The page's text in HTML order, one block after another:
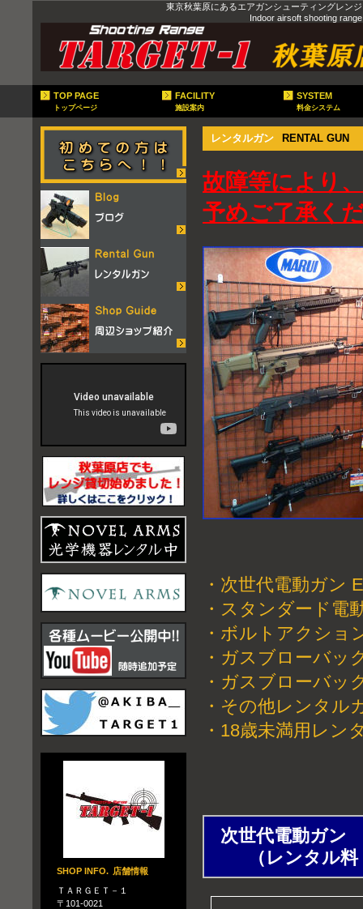
東京秋葉原にあるエアガンシューティングレン
Indoor airsoft shooting
レンタルガン RENTAL GUN
故障等により
予めご了承く
・ 次世代電動ガン
・ スタンダード電
・ ボルトアクショ
・ ガスブローバッ
・ ガスブローバッ
・ その他レンタル
・ 18歳未満用レン
次世代電動ガン
（レンタル料
TOP PAGE
トップページ
FACILITY
施設案内
SYSTEM
料金システム
SHOP INFO. 店舗情報
ＴＡＲＧＥＴ－１
〒101-0021